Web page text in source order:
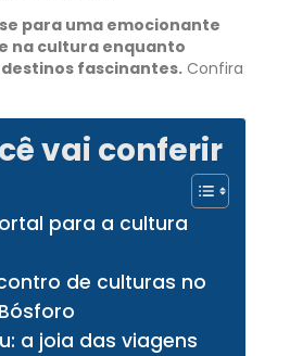
para uma emocionante
na cultura enquanto
fascinantes. Confira
vai conferir
para a cultura
de culturas no
a joia das viagens